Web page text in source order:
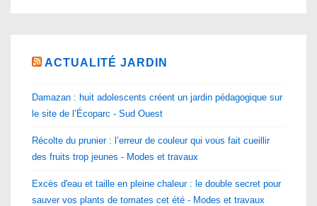
ACTUALITÉ JARDIN
Damazan : huit adolescents créent un jardin pédagogique sur
le site de l’Écoparc - Sud Ouest
Récolte du prunier : l’erreur de couleur qui vous fait cueillir
des fruits trop jeunes - Modes et travaux
Excès d'eau et taille en pleine chaleur : le double secret pour
sauver vos plants de tomates cet été - Modes et travaux